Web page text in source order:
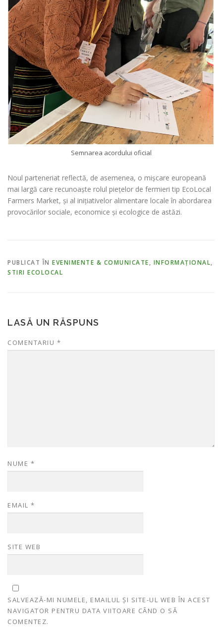
Semnarea acordului oficial
Noul parteneriat reflectă, de asemenea, o mișcare europeană
mai largă care recunoaște rolul piețelor de fermieri tip EcoLocal
Farmers Market, și al inițiativelor alimentare locale în abordarea
provocărilor sociale, economice și ecologice de astăzi.
PUBLICAT ÎN EVENIMENTE & COMUNICATE, INFORMAȚIONAL,
STIRI ECOLOCAL
LASĂ UN RĂSPUNS
COMENTARIU *
NUME *
EMAIL *
SITE WEB
SALVEAZĂ-MI NUMELE, EMAILUL ȘI SITE-UL WEB ÎN ACEST
NAVIGATOR PENTRU DATA VIITOARE CÂND O SĂ
COMENTEZ.